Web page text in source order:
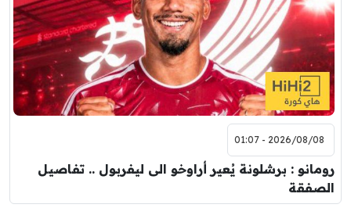
2026/08/08 - 01:07
رومانو : برشلونة يُعير أراوخو الى ليفربول .. تفاصيل
الصفقة